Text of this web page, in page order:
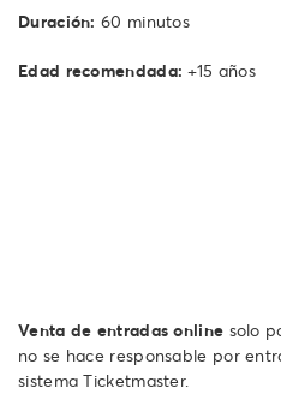
Duración: 60 minutos
Edad recomendada: +15 años
Venta de entradas online solo
no se hace responsable por
sistema Ticketmaster.